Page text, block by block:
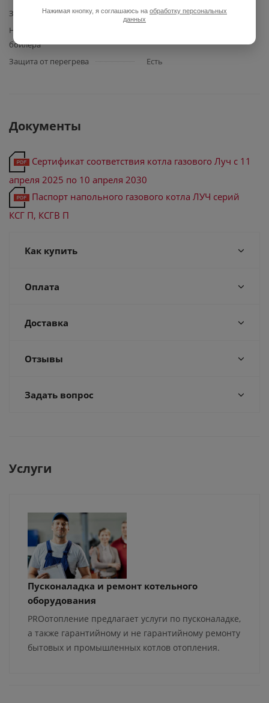
Защита котла от затухания
Нет
Наличие встроенного
бойлера
Защита от перегрева Есть
Документы
Сертификат соответствия котла газового Луч с 11
апреля 2025 по 10 апреля 2030
Паспорт напольного газового котла ЛУЧ серий
КСГ П, КСГВ П
Как купить
Оплата
Доставка
Отзывы
Задать вопрос
Услуги
Пусконаладка и ремонт котельного
оборудования
PROотопление предлагает услуги по пусконаладке,
а также гарантийному и не гарантийному ремонту
бытовых и промышленных котлов отопления.
Нажимая кнопку, я соглашаюсь на обработку персональных
данных